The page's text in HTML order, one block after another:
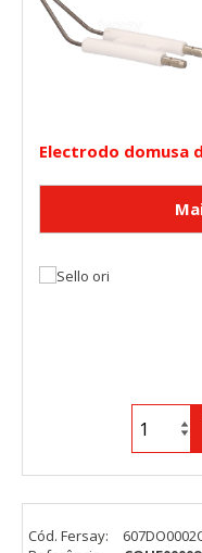
Electrodo domusa
Cód. Fersay: